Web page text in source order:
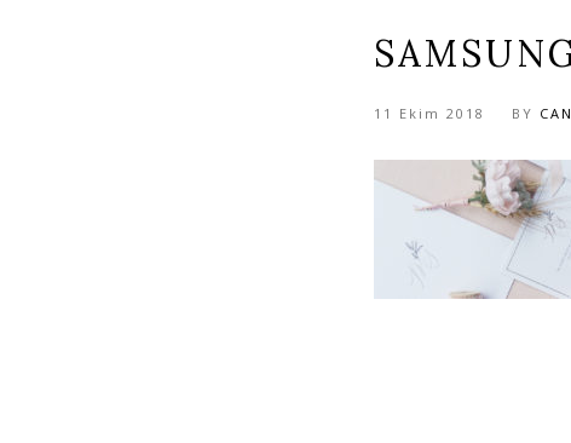
11 Ekim 2018 BY